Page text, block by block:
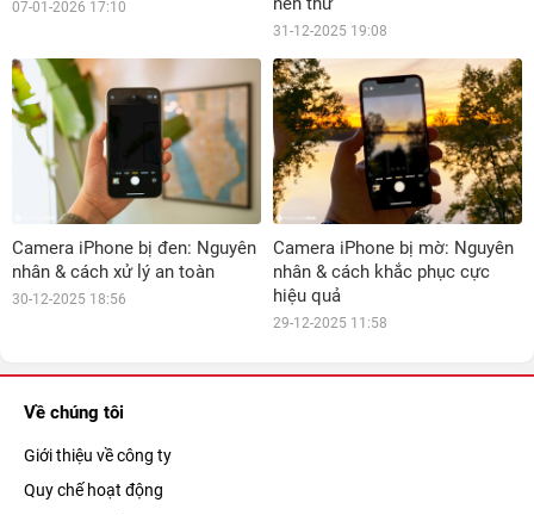
07-01-2026 17:10
31-12-2025 19:08
Camera iPhone bị đen: Nguyên
nhân & cách xử lý an toàn
30-12-2025 18:56
Camera iPhone bị mờ: Nguyên
nhân & cách khắc phục cực
hiệu quả
29-12-2025 11:58
Về chúng tôi
Giới thiệu về công ty
Quy chế hoạt động